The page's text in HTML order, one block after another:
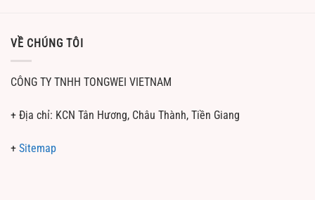
VỀ CHÚNG TÔI
CÔNG TY TNHH TONGWEI VIETNAM
+ Địa chỉ: KCN Tân Hương, Châu Thành, Tiền Giang
+ Sitemap